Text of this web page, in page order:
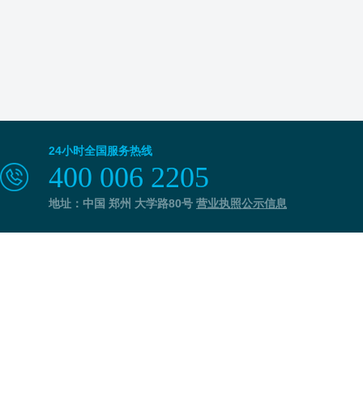
24小时全国服务热线
400 006 2205
地址：中国 郑州 大学路80号 营业执照公示信息